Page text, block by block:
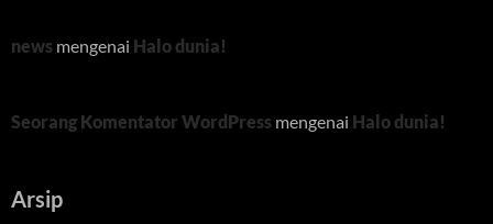
news mengenai Halo dunia!
Seorang Komentator WordPress mengenai Halo dunia!
Arsip